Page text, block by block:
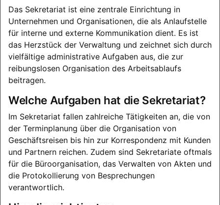
Das Sekretariat ist eine zentrale Einrichtung in
Unternehmen und Organisationen, die als Anlaufstelle
für interne und externe Kommunikation dient. Es ist
das Herzstück der Verwaltung und zeichnet sich durch
vielfältige administrative Aufgaben aus, die zur
reibungslosen Organisation des Arbeitsablaufs
beitragen.
Welche Aufgaben hat die Sekretariat?
Im Sekretariat fallen zahlreiche Tätigkeiten an, die von
der Terminplanung über die Organisation von
Geschäftsreisen bis hin zur Korrespondenz mit Kunden
und Partnern reichen. Zudem sind Sekretariate oftmals
für die Büroorganisation, das Verwalten von Akten und
die Protokollierung von Besprechungen
verantwortlich.